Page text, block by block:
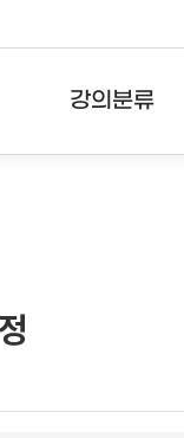
강의분류